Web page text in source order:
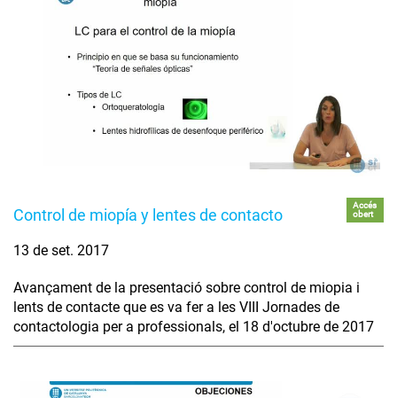
Control de miopía y lentes de contacto
Accés
obert
13 de set. 2017
Avançament de la presentació sobre control de miopia i
lents de contacte que es va fer a les VIII Jornades de
contactologia per a professionals, el 18 d'octubre de 2017